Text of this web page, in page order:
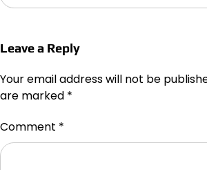
Leave a Reply
Your email address will not be
are marked *
Comment *